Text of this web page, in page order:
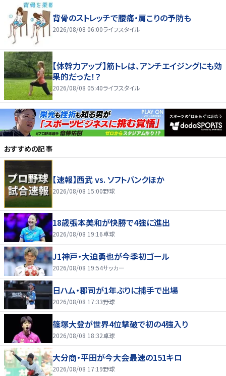
背骨のストレッチで腰痛・肩こりの予防も
2026/08/08 06:00ライフスタイル
【体幹力アップ】筋トレは、アンチエイジングにも効
果的だった！？
2026/08/08 05:40ライフスタイル
おすすめの記事
【速報】西武 vs. ソフトバンクほか
2026/08/08 15:00野球
18歳張本美和が快勝で4強に進出
2026/08/08 19:16卓球
J1神戸・大迫勇也が今季初ゴール
2026/08/08 19:54サッカー
日ハム・郡司が1年ぶりに捕手で出場
2026/08/08 17:33野球
篠塚大登が世界4位撃破で初の4強入り
2026/08/08 18:32卓球
大分商・平田が今大会最速の151キロ
2026/08/08 17:19野球